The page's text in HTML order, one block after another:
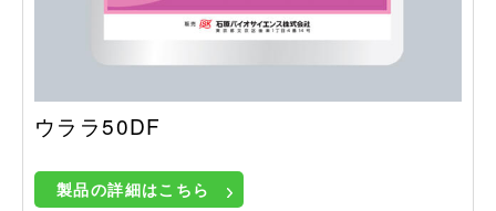
ウララ50DF
製品の詳細はこちら